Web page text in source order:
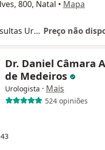
800, Natal • Mapa
Retorno de consultas Urologia Preço não
Dr. Daniel Câmara
de Medeiros
Urologista · Mais
524 opiniões